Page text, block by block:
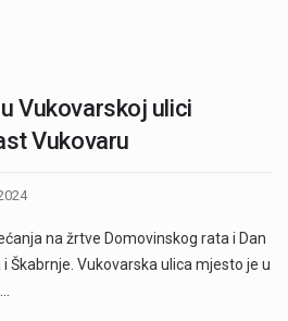
Vukovarskoj ulici
Vukovaru
na žrtve Domovinskog rata i Dan
Škabrnje. Vukovarska ulica mjesto je u